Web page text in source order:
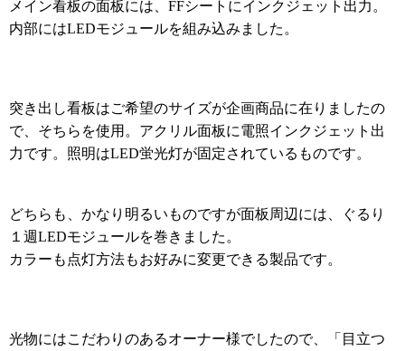
メイン看板の面板には、 FFシートにインクジェット出力。
内部にはLEDモジュールを組み込みました。
突き出し看板はご希望のサイズが企画商品に在りましたの
で、そちらを使用。アクリル面板に電照インクジェット出
力です。照明はLED蛍光灯が固定されているものです。
どちらも、かなり明るいものですが面板周辺には、ぐるり
１週LEDモジュールを巻きました。
カラーも点灯方法もお好みに変更できる製品です。
光物にはこだわりのあるオーナー様でしたので、「目立つ